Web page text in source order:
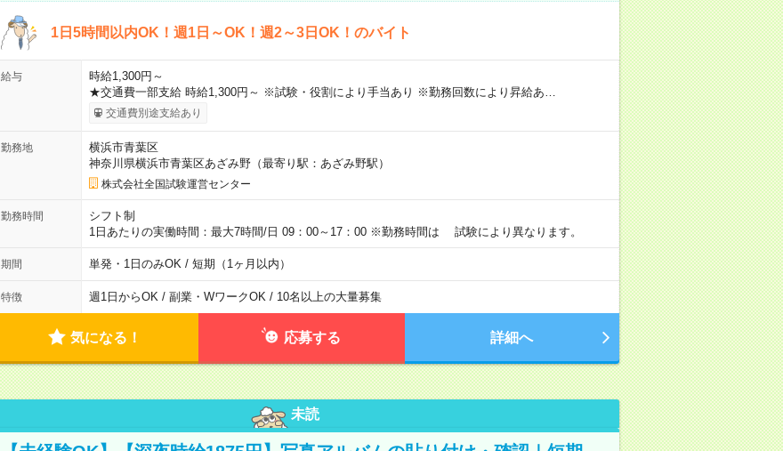
1日5時間以内OK！週1日～OK！週2～3日OK！のバイト
給与
時給1,300円～
★交通費一部支給 時給1,300円～ ※試験・役割により手当あり ※勤務回数により昇給あ…
交通費別途支給あり
勤務地
横浜市青葉区
神奈川県横浜市青葉区あざみ野（最寄り駅：あざみ野駅）
株式会社全国試験運営センター
勤務時間
シフト制
1日あたりの実働時間：最大7時間/日 09：00～17：00 ※勤務時間は 試験により異なります。
期間 単発・1日のみOK / 短期（1ヶ月以内）
特徴 週1日からOK / 副業・WワークOK / 10名以上の大量募集
気になる！ 応募する 詳細へ
未読